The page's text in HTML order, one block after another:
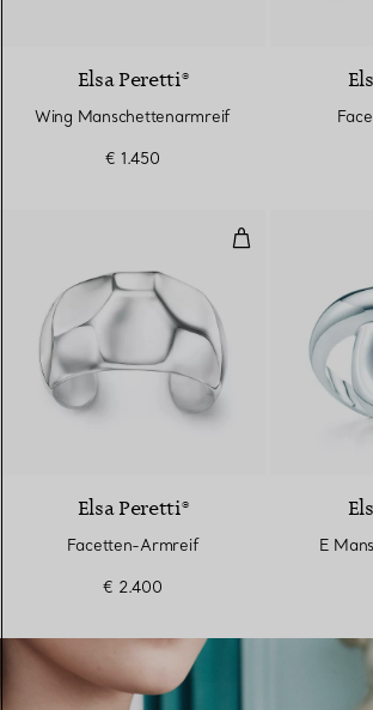
Elsa Peretti®
Wing Manschettenarmreif
€ 1.450
Facetten-
Elsa Peretti®
Facetten-Armreif
€ 2.400
E